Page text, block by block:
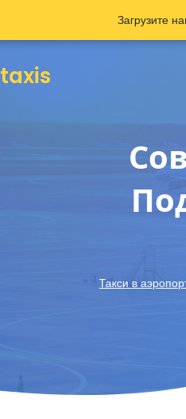
taxis
Такси в
Загрузите